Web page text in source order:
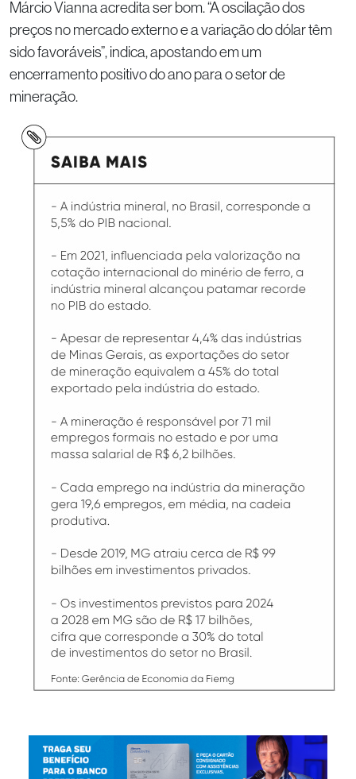
Márcio Vianna acredita ser bom. “A oscilação dos
preços no mercado externo e a variação do dólar têm
sido favoráveis”, indica, apostando em um
encerramento positivo do ano para o setor de
mineração.